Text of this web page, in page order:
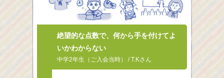
絶望的な点数で、何から手を付けてよ
いかわからない
中学2年生（ご入会当時） / T.Kさん